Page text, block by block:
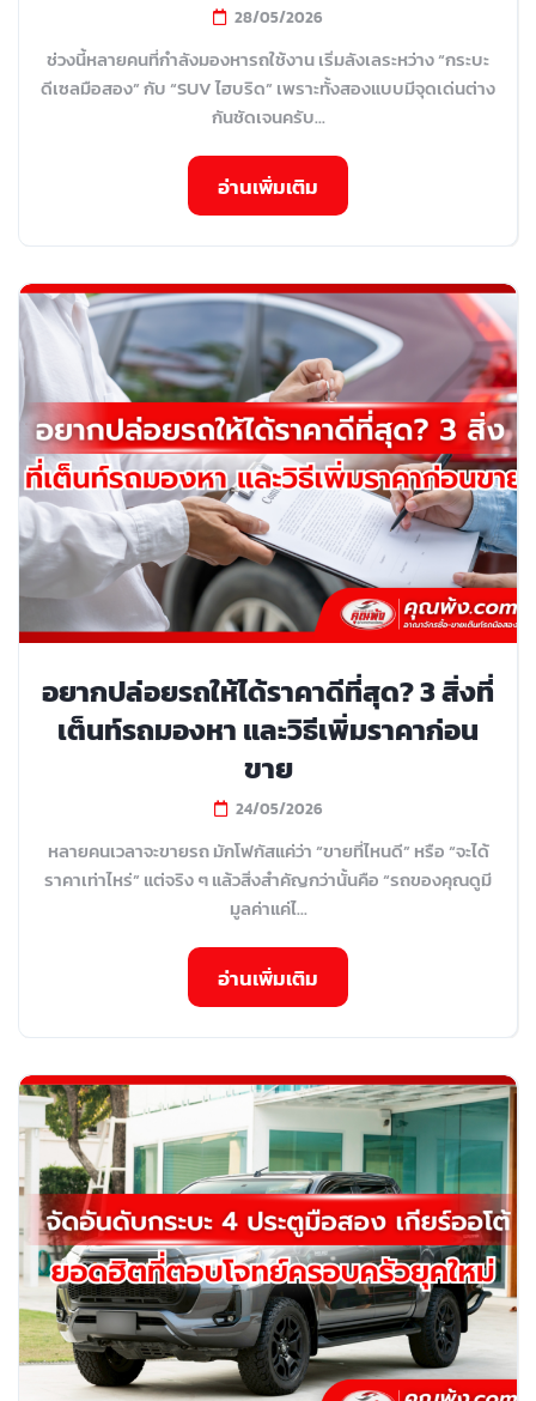
28/05/2026
ช่วงนี้หลายคนที่กำลังมองหารถใช้งาน เริ่มลังเลระหว่าง “กระบะ
ดีเซลมือสอง” กับ “SUV ไฮบริด” เพราะทั้งสองแบบมีจุดเด่นต่าง
กันชัดเจนครับ...
อ่านเพิ่มเติม
อยากปล่อยรถให้ได้ราคาดีที่สุด? 3 สิ่งที่
เต็นท์รถมองหา และวิธีเพิ่มราคาก่อน
ขาย
24/05/2026
หลายคนเวลาจะขายรถ มักโฟกัสแค่ว่า “ขายที่ไหนดี” หรือ “จะได้
ราคาเท่าไหร่” แต่จริง ๆ แล้วสิ่งสำคัญกว่านั้นคือ “รถของคุณดูมี
มูลค่าแค่ไ...
อ่านเพิ่มเติม